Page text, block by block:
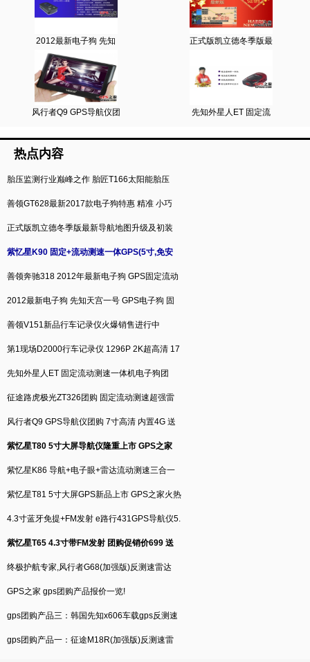
2012最新电子狗 先知 正式版凯立德冬季版最
风行者Q9 GPS导航仪团 先知外星人ET 固定流
热点内容
胎压监测行业巅峰之作 胎匠T166太阳能胎压
善领GT628最新2017款电子狗特惠 精准 小巧
正式版凯立德冬季版最新导航地图升级及初装
紫忆星K90 固定+流动测速一体GPS(5寸,免安
善领奔驰318 2012年最新电子狗 GPS固定流动
2012最新电子狗 先知天宫一号 GPS电子狗 固
善领V151新品行车记录仪火爆销售进行中
第1现场D2000行车记录仪 1296P 2K超高清 17
先知外星人ET 固定流动测速一体机电子狗团
征途路虎极光ZT326团购 固定流动测速超强雷
风行者Q9 GPS导航仪团购 7寸高清 内置4G 送
紫忆星T80 5寸大屏导航仪隆重上市 GPS之家
紫忆星K86 导航+电子眼+雷达流动测速三合一
紫忆星T81 5寸大屏GPS新品上市 GPS之家火热
4.3寸蓝牙免提+FM发射 e路行431GPS导航仪5.
紫忆星T65 4.3寸带FM发射 团购促销价699 送
终极护航专家,风行者G68(加强版)反测速雷达
GPS之家 gps团购产品报价一览!
gps团购产品三：韩国先知x606车载gps反测速
gps团购产品一：征途M18R(加强版)反测速雷